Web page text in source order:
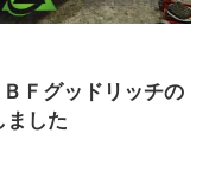
Ｆグッドリッチの
ました